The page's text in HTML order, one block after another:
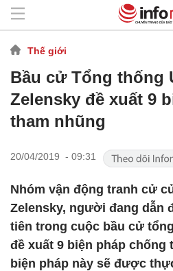
Thế giới
Bầu cử Tổng thống
Zelensky đề xuất 9
tham nhũng
20/04/2019 - 09:31
Nhóm vận động tranh cử
Zelensky, người đang dẫn
tiên trong cuộc bầu cử
đề xuất 9 biện pháp chống
biện pháp này sẽ được